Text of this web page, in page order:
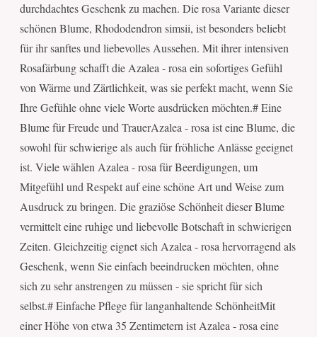
durchdachtes Geschenk zu machen. Die rosa Variante dieser
schönen Blume, Rhododendron simsii, ist besonders beliebt
für ihr sanftes und liebevolles Aussehen. Mit ihrer intensiven
Rosafärbung schafft die Azalea - rosa ein sofortiges Gefühl
von Wärme und Zärtlichkeit, was sie perfekt macht, wenn Sie
Ihre Gefühle ohne viele Worte ausdrücken möchten.# Eine
Blume für Freude und TrauerAzalea - rosa ist eine Blume, die
sowohl für schwierige als auch für fröhliche Anlässe geeignet
ist. Viele wählen Azalea - rosa für Beerdigungen, um
Mitgefühl und Respekt auf eine schöne Art und Weise zum
Ausdruck zu bringen. Die graziöse Schönheit dieser Blume
vermittelt eine ruhige und liebevolle Botschaft in schwierigen
Zeiten. Gleichzeitig eignet sich Azalea - rosa hervorragend als
Geschenk, wenn Sie einfach beeindrucken möchten, ohne
sich zu sehr anstrengen zu müssen - sie spricht für sich
selbst.# Einfache Pflege für langanhaltende SchönheitMit
einer Höhe von etwa 35 Zentimetern ist Azalea - rosa eine